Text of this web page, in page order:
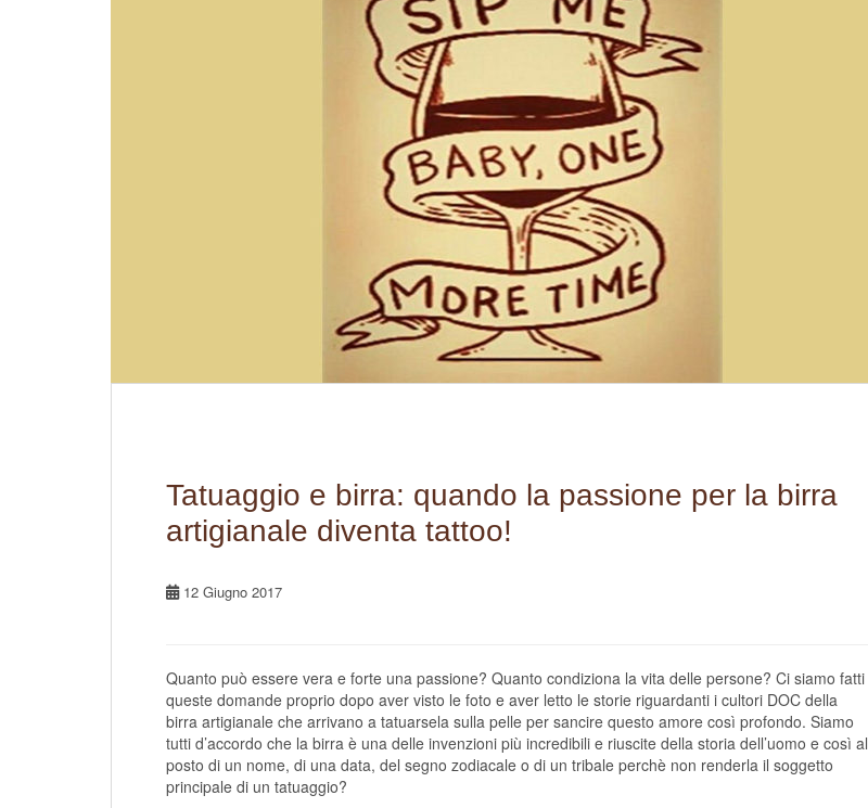
Tatuaggio e birra: quando la passione per la birra
artigianale diventa tattoo!
12 Giugno 2017
Quanto può essere vera e forte una passione? Quanto condiziona la vita delle persone? Ci siamo fatti
queste domande proprio dopo aver visto le foto e aver letto le storie riguardanti i cultori DOC della
birra artigianale che arrivano a tatuarsela sulla pelle per sancire questo amore così profondo. Siamo
tutti d’accordo che la birra è una delle invenzioni più incredibili e riuscite della storia dell’uomo e così al
posto di un nome, di una data, del segno zodiacale o di un tribale perchè non renderla il soggetto
principale di un tatuaggio?